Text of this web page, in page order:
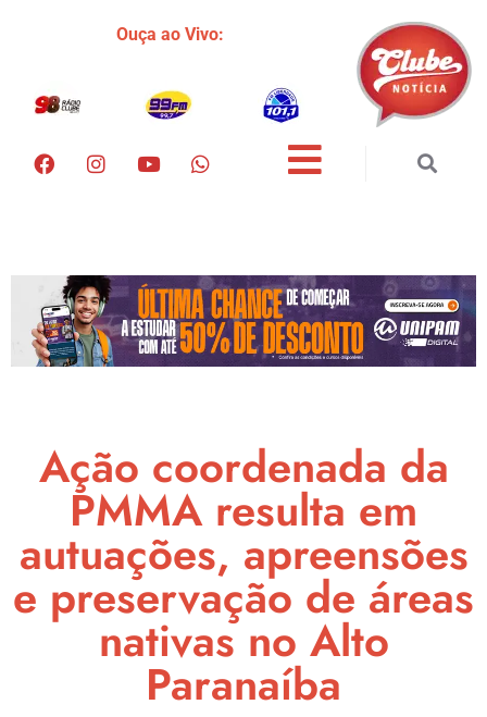
Ouça ao Vivo:
Ação coordenada da
PMMA resulta em
autuações, apreensões
e preservação de áreas
nativas no Alto
Paranaíba